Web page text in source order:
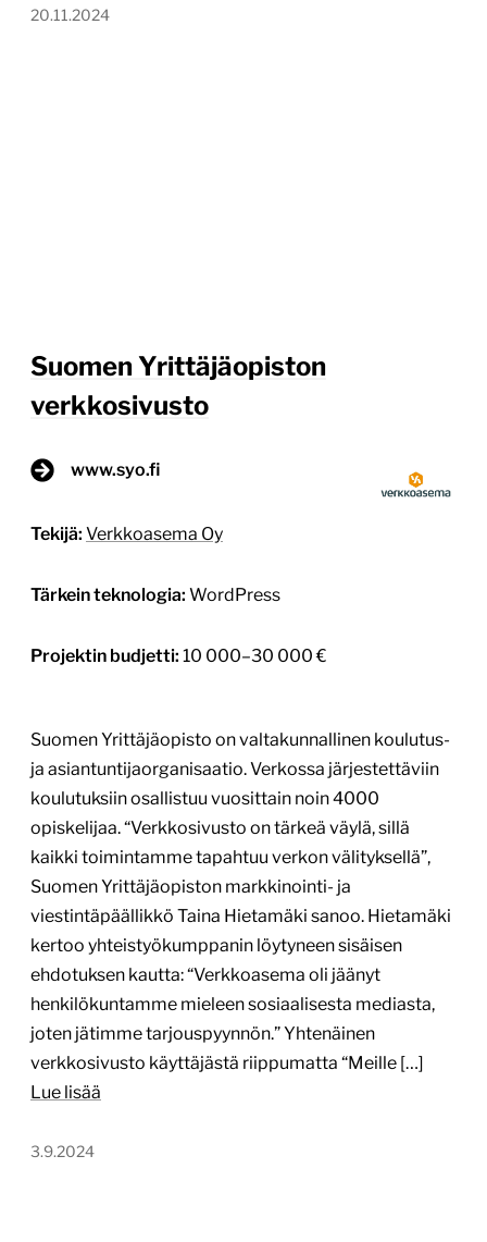
20.11.2024
Suomen Yrittäjäopiston
verkkosivusto
www.syo.fi
Tekijä: Verkkoasema Oy
Tärkein teknologia: WordPress
Projektin budjetti: 10 000–30 000 €
Suomen Yrittäjäopisto on valtakunnallinen koulutus-
ja asiantuntijaorganisaatio. Verkossa järjestettäviin
koulutuksiin osallistuu vuosittain noin 4000
opiskelijaa. “Verkkosivusto on tärkeä väylä, sillä
kaikki toimintamme tapahtuu verkon välityksellä”,
Suomen Yrittäjäopiston markkinointi- ja
viestintäpäällikkö Taina Hietamäki sanoo. Hietamäki
kertoo yhteistyökumppanin löytyneen sisäisen
ehdotuksen kautta: “Verkkoasema oli jäänyt
henkilökuntamme mieleen sosiaalisesta mediasta,
joten jätimme tarjouspyynnön.” Yhtenäinen
verkkosivusto käyttäjästä riippumatta “Meille […]
Lue lisää
3.9.2024